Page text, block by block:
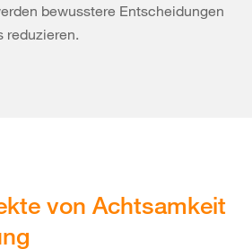
bewusstere Entscheidungen
reduzieren.
von Achtsamkeit